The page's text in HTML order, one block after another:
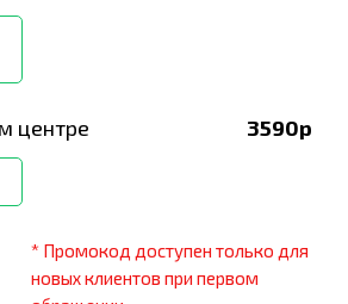
центре 3590р
* Промокод доступен только для
новых клиентов при первом